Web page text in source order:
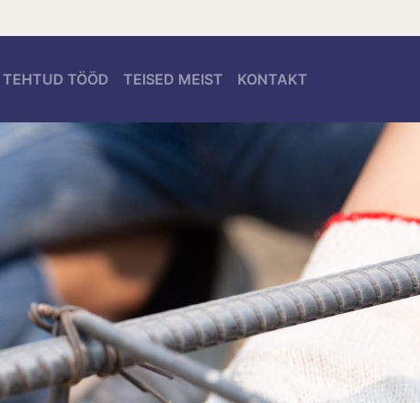
TEHTUD TÖÖD TEISED MEIST KONTAKT